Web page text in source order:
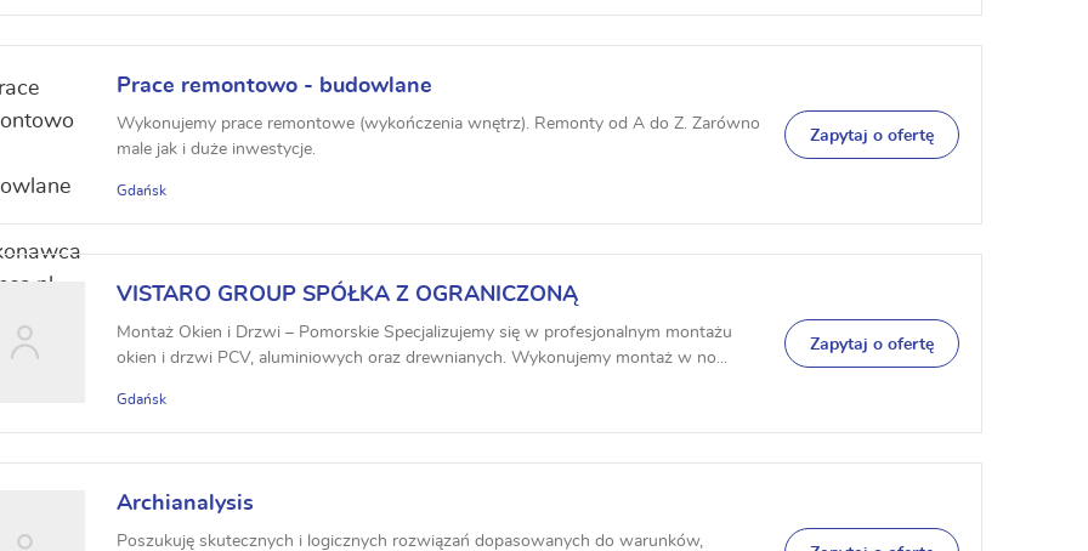
Prace remontowo - budowlane
Wykonujemy prace remontowe (wykończenia wnętrz). Remonty od A do Z. Zarówno
male jak i duże inwestycje.
Gdańsk
Zapytaj o ofertę
VISTARO GROUP SPÓŁKA Z OGRANICZONĄ
ODPOWIEDZIALNOŚCIĄ
Montaż Okien i Drzwi – Pomorskie Specjalizujemy się w profesjonalnym montażu
okien i drzwi PCV, aluminiowych oraz drewnianych. Wykonujemy montaż w no...
Gdańsk
Zapytaj o ofertę
Archianalysis
Poszukuję skutecznych i logicznych rozwiązań dopasowanych do warunków,